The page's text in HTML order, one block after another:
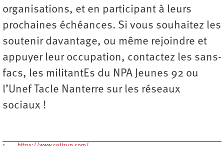
organisations, et en participant à leurs
prochaines échéances. Si vous souhaitez les
soutenir davantage, ou même rejoindre et
appuyer leur occupation, contactez les sans-
facs, les militantEs du NPA Jeunes 92 ou
l’Unef Tacle Nanterre sur les réseaux
sociaux !